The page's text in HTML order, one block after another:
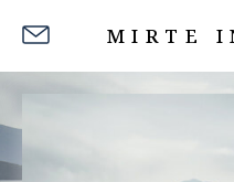
MIRTE